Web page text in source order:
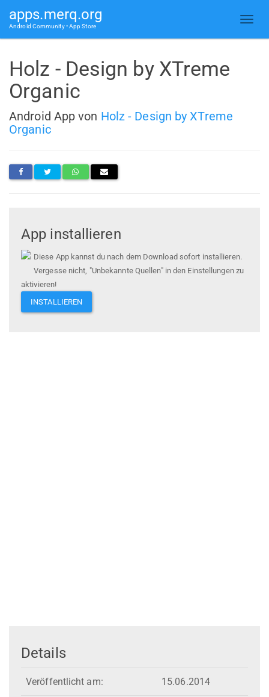
apps.merq.org
Android Community • App Store
Holz - Design by XTreme
Organic
Android App von Holz - Design by XTreme
Organic
App installieren
Diese App kannst du nach dem Download sofort installieren.
Vergesse nicht, "Unbekannte Quellen" in den Einstellungen zu
aktivieren!
INSTALLIEREN
Details
Veröffentlicht am: 15.06.2014